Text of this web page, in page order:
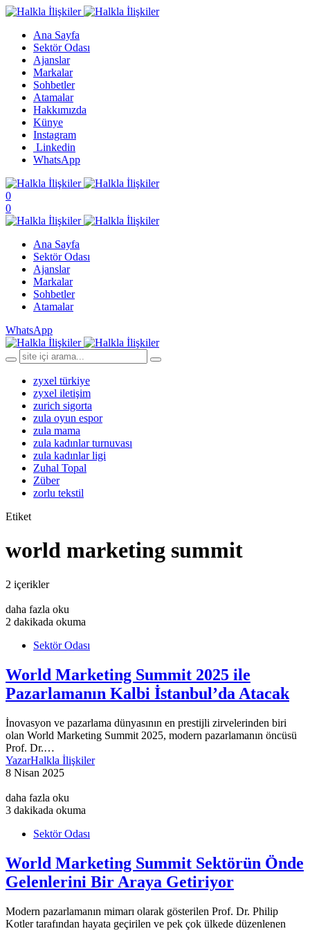
Ana Sayfa
Sektör Odası
Ajanslar
Markalar
Sohbetler
Atamalar
Hakkımızda
Künye
Instagram
Linkedin
WhatsApp
0
0
Ana Sayfa
Sektör Odası
Ajanslar
Markalar
Sohbetler
Atamalar
WhatsApp
zyxel türkiye
zyxel iletişim
zurich sigorta
zula oyun espor
zula mama
zula kadınlar turnuvası
zula kadınlar ligi
Zuhal Topal
Züber
zorlu tekstil
Etiket
world marketing summit
2 içerikler
daha fazla oku
2 dakikada okuma
Sektör Odası
World Marketing Summit 2025 ile
Pazarlamanın Kalbi İstanbul’da Atacak
İnovasyon ve pazarlama dünyasının en prestijli zirvelerinden biri
olan World Marketing Summit 2025, modern pazarlamanın öncüsü
Prof. Dr.…
YazarHalkla İlişkiler
8 Nisan 2025
daha fazla oku
3 dakikada okuma
Sektör Odası
World Marketing Summit Sektörün Önde
Gelenlerini Bir Araya Getiriyor
Modern pazarlamanın mimarı olarak gösterilen Prof. Dr. Philip
Kotler tarafından hayata geçirilen ve pek çok ülkede düzenlenen